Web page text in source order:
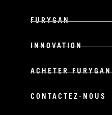
FURYGAN
INNOVATION
ACHETER FURYGAN
CONTACTEZ-NOUS